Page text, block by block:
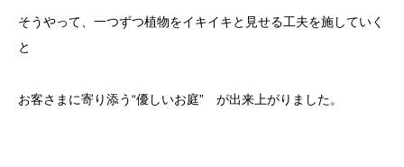
そうやって、一つずつ植物をイキイキと見せる工夫を施していく
と
お客さまに寄り添う“優しいお庭” が出来上がりました。